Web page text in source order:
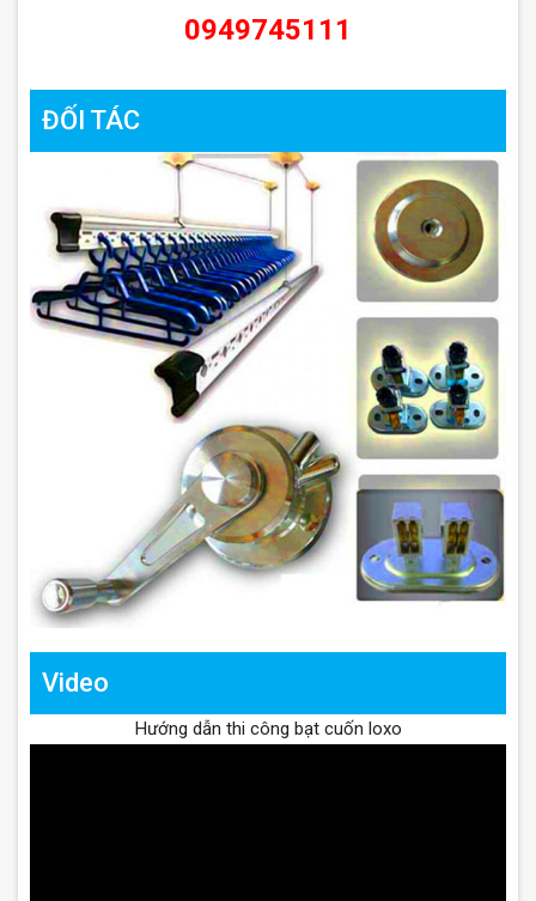
0949745111
ĐỐI TÁC
Video
Hướng dẫn thi công bạt cuốn loxo